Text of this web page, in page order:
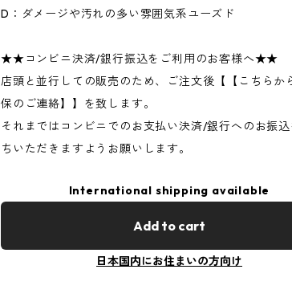
D：ダメージや汚れの多い雰囲気系ユーズド
★★コンビニ決済/銀行振込をご利用のお客様へ★★
店頭と並行しての販売のため、ご注文後【【こちらか
保のご連絡】】を致します。
それまではコンビニでのお支払い決済/銀行へのお振
ちいただきますようお願いします。
International shipping available
Add to cart
日本国内にお住まいの方向け